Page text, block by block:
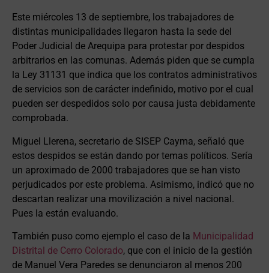
Este miércoles 13 de septiembre, los trabajadores de
distintas municipalidades llegaron hasta la sede del
Poder Judicial de Arequipa para protestar por despidos
arbitrarios en las comunas. Además piden que se cumpla
la Ley 31131 que indica que los contratos administrativos
de servicios son de carácter indefinido, motivo por el cual
pueden ser despedidos solo por causa justa debidamente
comprobada.
Miguel Llerena, secretario de SISEP Cayma, señaló que
estos despidos se están dando por temas políticos. Sería
un aproximado de 2000 trabajadores que se han visto
perjudicados por este problema. Asimismo, indicó que no
descartan realizar una movilización a nivel nacional.
Pues la están evaluando.
También puso como ejemplo el caso de la Municipalidad
Distrital de Cerro Colorado, que con el inicio de la gestión
de Manuel Vera Paredes se denunciaron al menos 200